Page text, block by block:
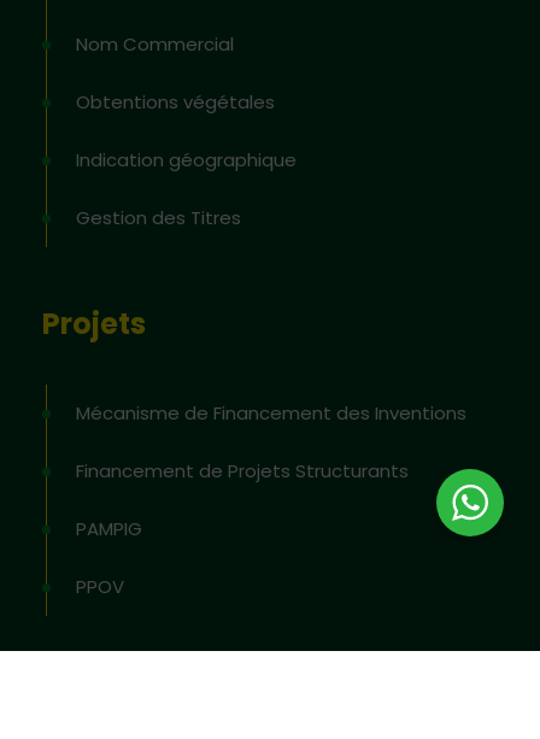
Nom Commercial
Obtentions végétales
Indication géographique
Gestion des Titres
Projets
Mécanisme de Financement des Inventions
Financement de Projets Structurants
PAMPIG
PPOV